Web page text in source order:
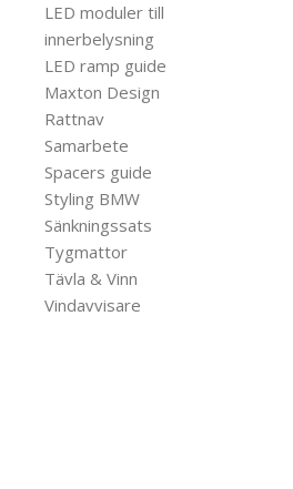
LED moduler till
innerbelysning
LED ramp guide
Maxton Design
Rattnav
Samarbete
Spacers guide
Styling BMW
Sänkningssats
Tygmattor
Tävla & Vinn
Vindavvisare